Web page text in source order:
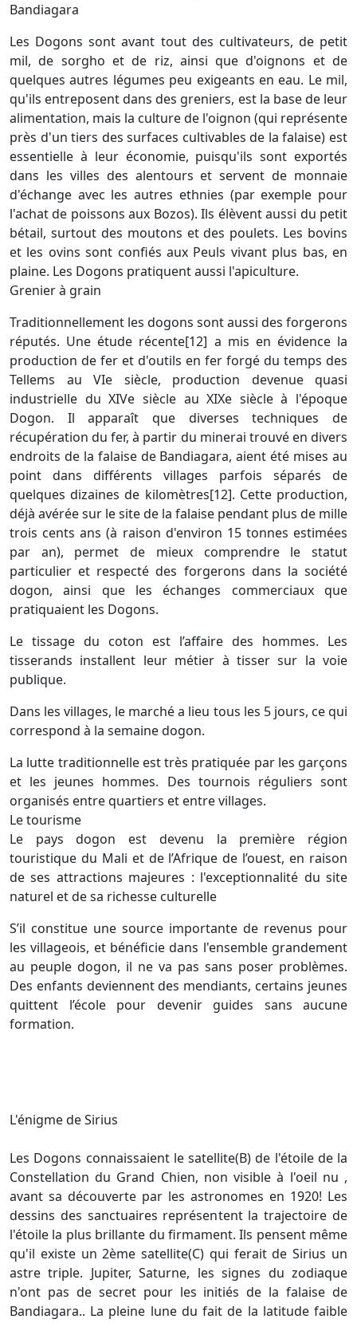
Bandiagara
Les Dogons sont avant tout des cultivateurs, de petit
mil, de sorgho et de riz, ainsi que d'oignons et de
quelques autres légumes peu exigeants en eau. Le mil,
qu'ils entreposent dans des greniers, est la base de leur
alimentation, mais la culture de l'oignon (qui représente
près d'un tiers des surfaces cultivables de la falaise) est
essentielle à leur économie, puisqu'ils sont exportés
dans les villes des alentours et servent de monnaie
d'échange avec les autres ethnies (par exemple pour
l'achat de poissons aux Bozos). Ils élèvent aussi du petit
bétail, surtout des moutons et des poulets. Les bovins
et les ovins sont confiés aux Peuls vivant plus bas, en
plaine. Les Dogons pratiquent aussi l'apiculture.
Grenier à grain
Traditionnellement les dogons sont aussi des forgerons
réputés. Une étude récente[12] a mis en évidence la
production de fer et d'outils en fer forgé du temps des
Tellems au VIe siècle, production devenue quasi
industrielle du XIVe siècle au XIXe siècle à l'époque
Dogon. Il apparaît que diverses techniques de
récupération du fer, à partir du minerai trouvé en divers
endroits de la falaise de Bandiagara, aient été mises au
point dans différents villages parfois séparés de
quelques dizaines de kilomètres[12]. Cette production,
déjà avérée sur le site de la falaise pendant plus de mille
trois cents ans (à raison d'environ 15 tonnes estimées
par an), permet de mieux comprendre le statut
particulier et respecté des forgerons dans la société
dogon, ainsi que les échanges commerciaux que
pratiquaient les Dogons.
Le tissage du coton est l’affaire des hommes. Les
tisserands installent leur métier à tisser sur la voie
publique.
Dans les villages, le marché a lieu tous les 5 jours, ce qui
correspond à la semaine dogon.
La lutte traditionnelle est très pratiquée par les garçons
et les jeunes hommes. Des tournois réguliers sont
organisés entre quartiers et entre villages.
Le tourisme
Le pays dogon est devenu la première région
touristique du Mali et de l’Afrique de l’ouest, en raison
de ses attractions majeures : l'exceptionnalité du site
naturel et de sa richesse culturelle
S’il constitue une source importante de revenus pour
les villageois, et bénéficie dans l'ensemble grandement
au peuple dogon, il ne va pas sans poser problèmes.
Des enfants deviennent des mendiants, certains jeunes
quittent l’école pour devenir guides sans aucune
formation.
L'énigme de Sirius
Les Dogons connaissaient le satellite(B) de l'étoile de la
Constellation du Grand Chien, non visible à l'oeil nu ,
avant sa découverte par les astronomes en 1920! Les
dessins des sanctuaires représentent la trajectoire de
l'étoile la plus brillante du firmament. Ils pensent même
qu'il existe un 2ème satellite(C) qui ferait de Sirius un
astre triple. Jupiter, Saturne, les signes du zodiaque
n'ont pas de secret pour les initiés de la falaise de
Bandiagara.. La pleine lune du fait de la latitude faible